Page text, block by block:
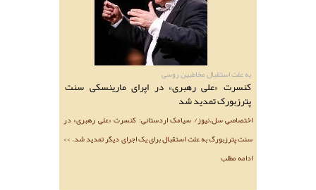
به علت استقبال مخاطبین روسی
کنسرت «علی رهبری» در اپرای مارینسکی سنت
پترزبورک تمدید شد
اختصاصی سل.نیوز/ سیامک اردستانی: کنسرت «علی رهبری» در
سنت پترزبورگ به علت استقبال برای یک اجرای دیگر تمدید شد. >>
ادامه مطلب